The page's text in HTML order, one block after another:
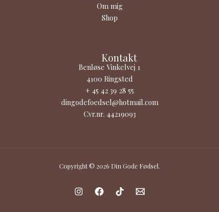
Om mig
Shop
Kontakt
Benløse Vinkelvej 1
4100 Ringsted
+ 45 42 39 28 55
dingodefoedsel@hotmail.com
Cvr.nr. 44219093
Copyright © 2026 Din Gode Fødsel.